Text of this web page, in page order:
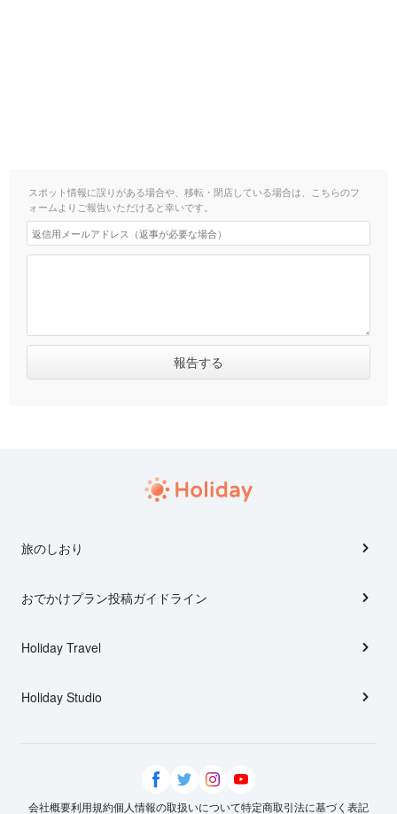
スポット情報に誤りがある場合や、移転・閉店している場合は、こちらのフ
ォームよりご報告いただけると幸いです。
旅のしおり
おでかけプラン投稿ガイドライン
Holiday Travel
Holiday Studio
会社概要利用規約個人情報の取扱いについて特定商取引法に基づく表記